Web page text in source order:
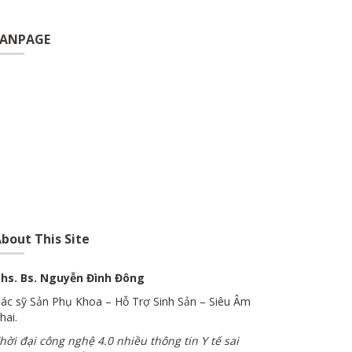
This Site
Bs. Nguyễn Đình Đông
sỹ Sản Phụ Khoa – Hỗ Trợ Sinh Sản – Siêu Âm
đại công nghệ 4.0 nhiều thông tin Y tế sai